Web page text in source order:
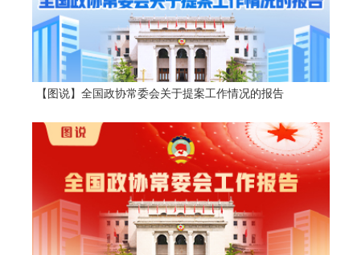
【图说】全国政协常委会关于提案工作情况的报告